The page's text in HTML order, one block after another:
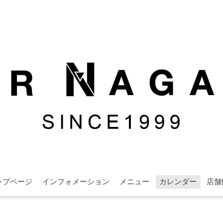
プページ インフォメーション メニュー カレンダー 店